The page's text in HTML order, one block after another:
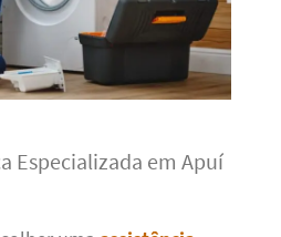
Especializada em Apuí